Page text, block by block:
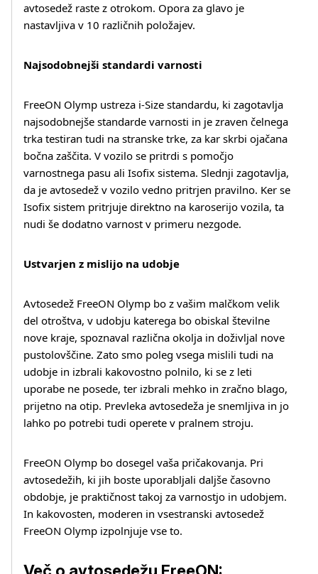
avtosedež raste z otrokom. Opora za glavo je
nastavljiva v 10 različnih položajev.
Najsodobnejši standardi varnosti
FreeON Olymp ustreza i-Size standardu, ki zagotavlja
najsodobnejše standarde varnosti in je zraven čelnega
trka testiran tudi na stranske trke, za kar skrbi ojačana
bočna zaščita. V vozilo se pritrdi s pomočjo
varnostnega pasu ali Isofix sistema. Slednji zagotavlja,
da je avtosedež v vozilo vedno pritrjen pravilno. Ker se
Isofix sistem pritrjuje direktno na karoserijo vozila, ta
nudi še dodatno varnost v primeru nezgode.
Ustvarjen z mislijo na udobje
Avtosedež FreeON Olymp bo z vašim malčkom velik
del otroštva, v udobju katerega bo obiskal številne
nove kraje, spoznaval različna okolja in doživljal nove
pustolovščine. Zato smo poleg vsega mislili tudi na
udobje in izbrali kakovostno polnilo, ki se z leti
uporabe ne posede, ter izbrali mehko in zračno blago,
prijetno na otip. Prevleka avtosedeža je snemljiva in jo
lahko po potrebi tudi operete v pralnem stroju.
FreeON Olymp bo dosegel vaša pričakovanja. Pri
avtosedežih, ki jih boste uporabljali daljše časovno
obdobje, je praktičnost takoj za varnostjo in udobjem.
In kakovosten, moderen in vsestranski avtosedež
FreeON Olymp izpolnjuje vse to.